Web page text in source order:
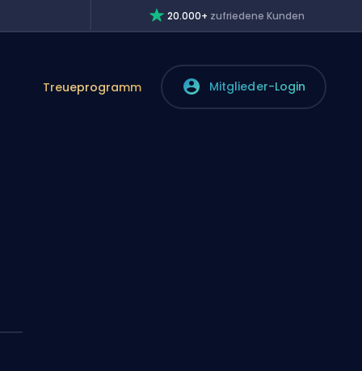
20.000+ zufriedene Kunden
Treueprogramm Mitglieder-Login